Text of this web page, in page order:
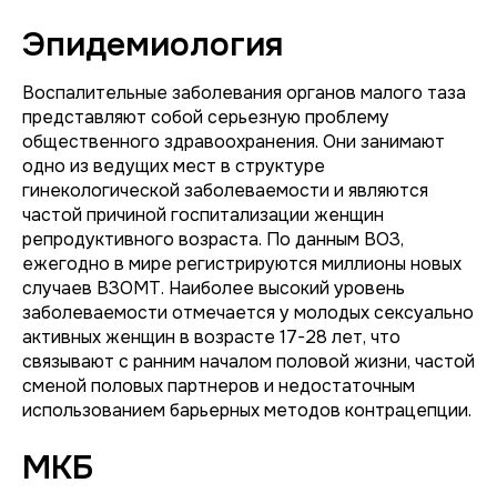
Эпидемиология
Воспалительные заболевания органов малого таза
представляют собой серьезную проблему
общественного здравоохранения. Они занимают
одно из ведущих мест в структуре
гинекологической заболеваемости и являются
частой причиной госпитализации женщин
репродуктивного возраста. По данным ВОЗ,
ежегодно в мире регистрируются миллионы новых
случаев ВЗОМТ. Наиболее высокий уровень
заболеваемости отмечается у молодых сексуально
активных женщин в возрасте 17-28 лет, что
связывают с ранним началом половой жизни, частой
сменой половых партнеров и недостаточным
использованием барьерных методов контрацепции.
МКБ